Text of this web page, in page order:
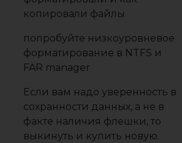
копировали файлы
попробуйте низкоуровневое
форматирование в NTFS и
FAR manager
Если вам надо уверенность в
сохранности данных, а не в
факте наличия флешки, то
выкинуть и купить новую.